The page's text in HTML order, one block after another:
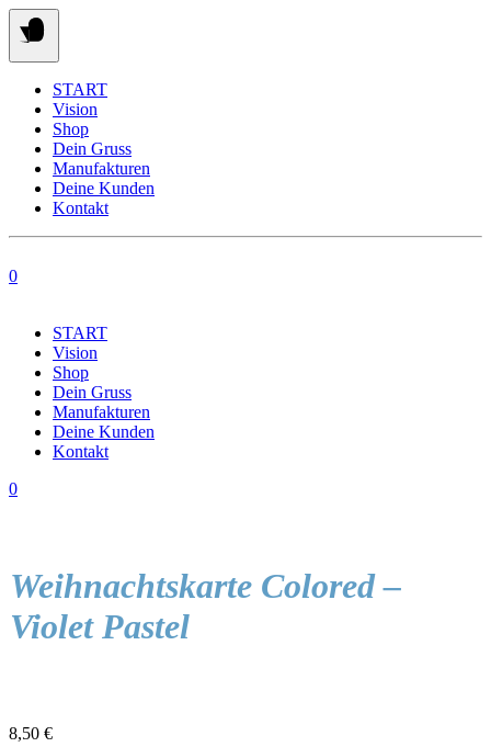
Springe
zum
Inhalt
START
Vision
Shop
Dein Gruss
Manufakturen
Deine Kunden
Kontakt
0
START
Vision
Shop
Dein Gruss
Manufakturen
Deine Kunden
Kontakt
0
Weihnachtskarte Colored –
Violet Pastel
8,50 €